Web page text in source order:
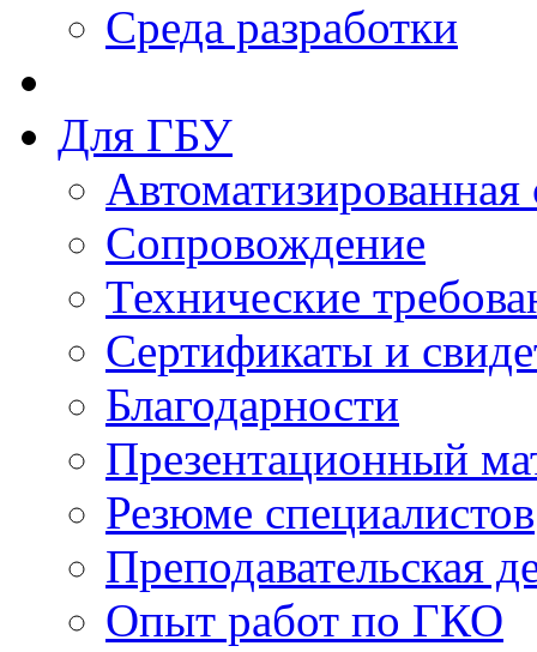
Среда разработки
Для ГБУ
Сопровождение
Технические
Сертификаты и
Благодарности
Презентационный
Резюме специалистов
Преподавательская
Опыт работ по ГКО